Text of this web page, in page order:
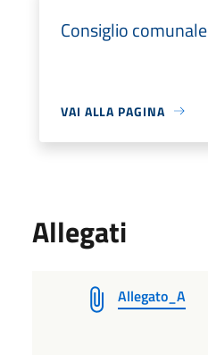
Consiglio comunale
VAI ALLA PAGINA
Allegati
Allegato_A